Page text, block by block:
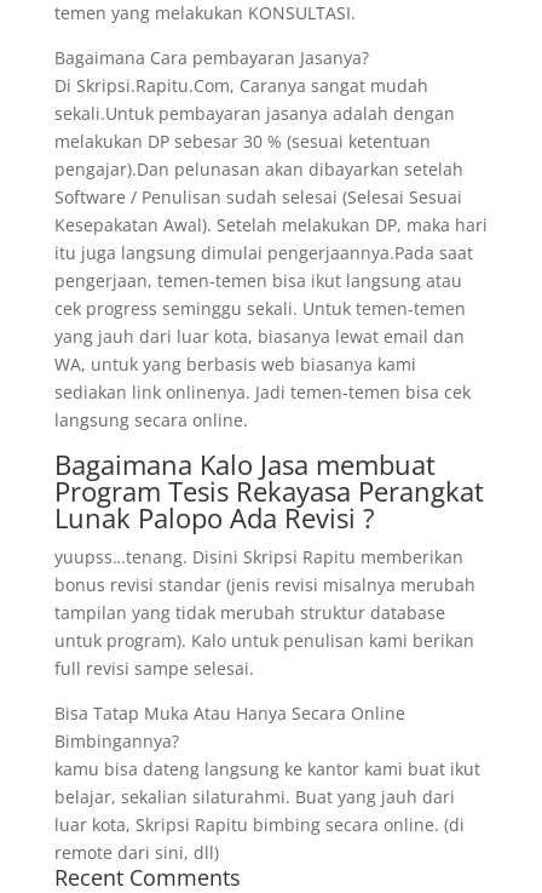
temen yang melakukan KONSULTASI.
Bagaimana Cara pembayaran Jasanya?
Di Skripsi.Rapitu.Com, Caranya sangat mudah
sekali.Untuk pembayaran jasanya adalah dengan
melakukan DP sebesar 30 % (sesuai ketentuan
pengajar).Dan pelunasan akan dibayarkan setelah
Software / Penulisan sudah selesai (Selesai Sesuai
Kesepakatan Awal). Setelah melakukan DP, maka hari
itu juga langsung dimulai pengerjaannya.Pada saat
pengerjaan, temen-temen bisa ikut langsung atau
cek progress seminggu sekali. Untuk temen-temen
yang jauh dari luar kota, biasanya lewat email dan
WA, untuk yang berbasis web biasanya kami
sediakan link onlinenya. Jadi temen-temen bisa cek
langsung secara online.
Bagaimana Kalo Jasa membuat
Program Tesis Rekayasa Perangkat
Lunak Palopo Ada Revisi ?
yuupss…tenang. Disini Skripsi Rapitu memberikan
bonus revisi standar (jenis revisi misalnya merubah
tampilan yang tidak merubah struktur database
untuk program). Kalo untuk penulisan kami berikan
full revisi sampe selesai.
Bisa Tatap Muka Atau Hanya Secara Online
Bimbingannya?
kamu bisa dateng langsung ke kantor kami buat ikut
belajar, sekalian silaturahmi. Buat yang jauh dari
luar kota, Skripsi Rapitu bimbing secara online. (di
remote dari sini, dll)
Recent Comments